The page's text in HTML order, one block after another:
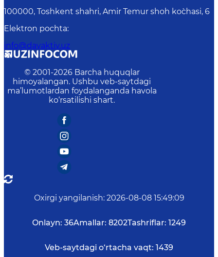
100000, Toshkent shahri, Amir Temur shoh ko`chasi, 6
Elektron pochta:
info@davaktiv.uz
© 2001-2026 Barcha huquqlar
himoyalangan. Ushbu veb-saytdagi
ma’lumotlardan foydalanganda havola
ko‘rsatilishi shart.
Oxirgi yangilanish: 2026-08-08 15:49:09
Onlayn: 36Amallar: 8202Tashriflar: 1249
Veb-saytdagi o‘rtacha vaqt: 1439